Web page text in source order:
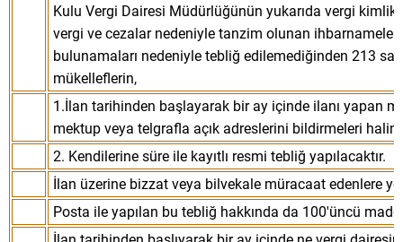
Kulu Vergi Dairesi Müdürlüğünün yukarıda vergi kimlik
vergi ve cezalar nedeniyle tanzim olunan
bulunamaları nedeniyle tebliğ edilemediğinden 213
mükelleflerin,
1.İlan tarihinden başlayarak bir ay içinde ilanı yapan
mektup veya telgrafla açık adreslerini bildirmeleri
2. Kendilerine süre ile kayıtlı resmi tebliğ yapılacaktır.
İlan üzerine bizzat veya bilvekale müracaat edenlere
Posta ile yapılan bu tebliğ hakkında da 100'üncü